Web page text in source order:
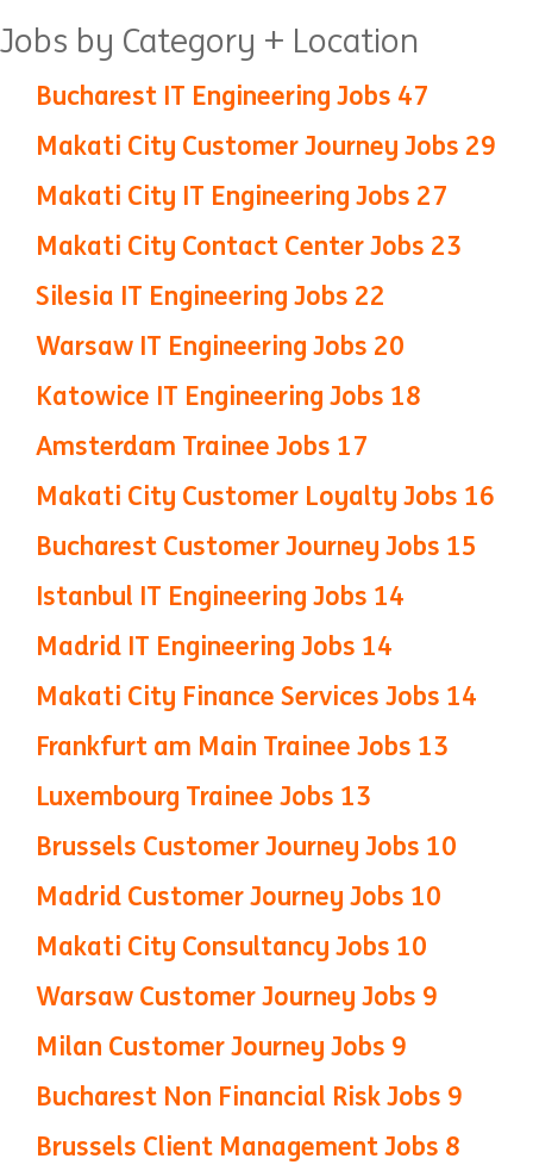
Jobs by Category + Location
Bucharest IT Engineering Jobs 47
Makati City Customer Journey Jobs 29
Makati City IT Engineering Jobs 27
Makati City Contact Center Jobs 23
Silesia IT Engineering Jobs 22
Warsaw IT Engineering Jobs 20
Katowice IT Engineering Jobs 18
Amsterdam Trainee Jobs 17
Makati City Customer Loyalty Jobs 16
Bucharest Customer Journey Jobs 15
Istanbul IT Engineering Jobs 14
Madrid IT Engineering Jobs 14
Makati City Finance Services Jobs 14
Frankfurt am Main Trainee Jobs 13
Luxembourg Trainee Jobs 13
Brussels Customer Journey Jobs 10
Madrid Customer Journey Jobs 10
Makati City Consultancy Jobs 10
Warsaw Customer Journey Jobs 9
Milan Customer Journey Jobs 9
Bucharest Non Financial Risk Jobs 9
Brussels Client Management Jobs 8